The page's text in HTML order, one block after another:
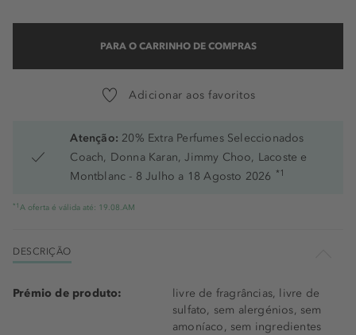
PARA O CARRINHO DE COMPRAS
Adicionar aos favoritos
Atenção: 20% Extra Perfumes Seleccionados
Coach, Donna Karan, Jimmy Choo, Lacoste e
Montblanc - 8 Julho a 18 Agosto 2026 *1
*1 A oferta é válida até: 19.08.AM
DESCRIÇÃO
Prémio de produto:
livre de fragrâncias, livre de
sulfato, sem alergénios, sem
amoníaco, sem ingredientes